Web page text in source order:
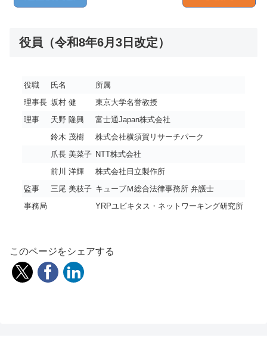
役員（令和8年6月3日改定）
役職 氏名
所属
理事長 坂村 健
東京大学名誉教授
理事
天野 隆興
富士通Japan株式会社
鈴木 茂樹
株式会社横須賀リサーチパーク
爪長 美菜子 NTT株式会社
前川 洋輝
株式会社日立製作所
監事
三尾 美枝子 キューブＭ総合法律事務所 弁護士
事務局
YRPユビキタス・ネットワーキング研究所
このページをシェアする